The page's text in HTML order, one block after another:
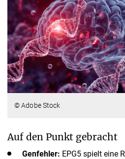
© Adobe Stock
Auf den Punkt gebracht
Genfehler: EPG5 spielt eine